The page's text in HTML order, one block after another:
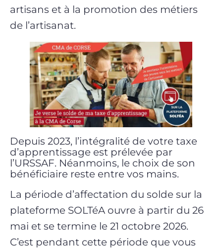
artisans et à la promotion des métiers
de l’artisanat.
Depuis 2023, l’intégralité de votre taxe
d’apprentissage est prélevée par
l’URSSAF. Néanmoins, le choix de son
bénéficiaire reste entre vos mains.
La période d’affectation du solde sur la
plateforme SOLTéA ouvre à partir du 26
mai et se termine le 21 octobre 2026.
C’est pendant cette période que vous